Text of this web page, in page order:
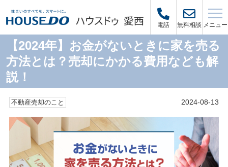
電話 無料相談 メニュー
【2024年】お金がないときに家を売る
方法とは？売却にかかる費用なども解
説！
不動産売却のこと 2024-08-13